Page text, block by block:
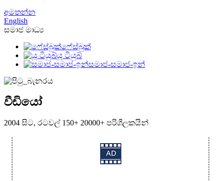
අමතන්න
English
සමාජ මාධ්‍ය
ෆේස්බුක්
යූ ටියුබ්
සමාජ-සමාජ-ඉන්
වීඩියෝ
2004 සිට, රටවල් 150+ 20000+ පරිශීලකයින්